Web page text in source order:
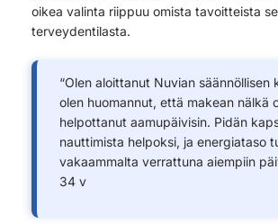
oikea valinta riippuu omista tavoitteista
terveydentilasta.
“Olen aloittanut Nuvian säännöllisen
olen huomannut, että makean nälkä
helpottanut aamupäivisin. Pidän
nauttimista helpoksi, ja energiataso
vakaammalta verrattuna aiempiin
34 v